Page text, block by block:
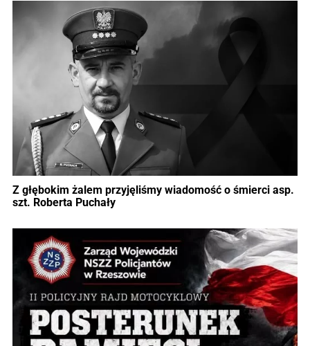
Z głębokim żalem przyjęliśmy wiadomość o śmierci asp.
szt. Roberta Puchały